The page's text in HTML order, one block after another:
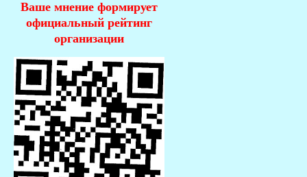
Ваше мнение формирует
официальный рейтинг
организации